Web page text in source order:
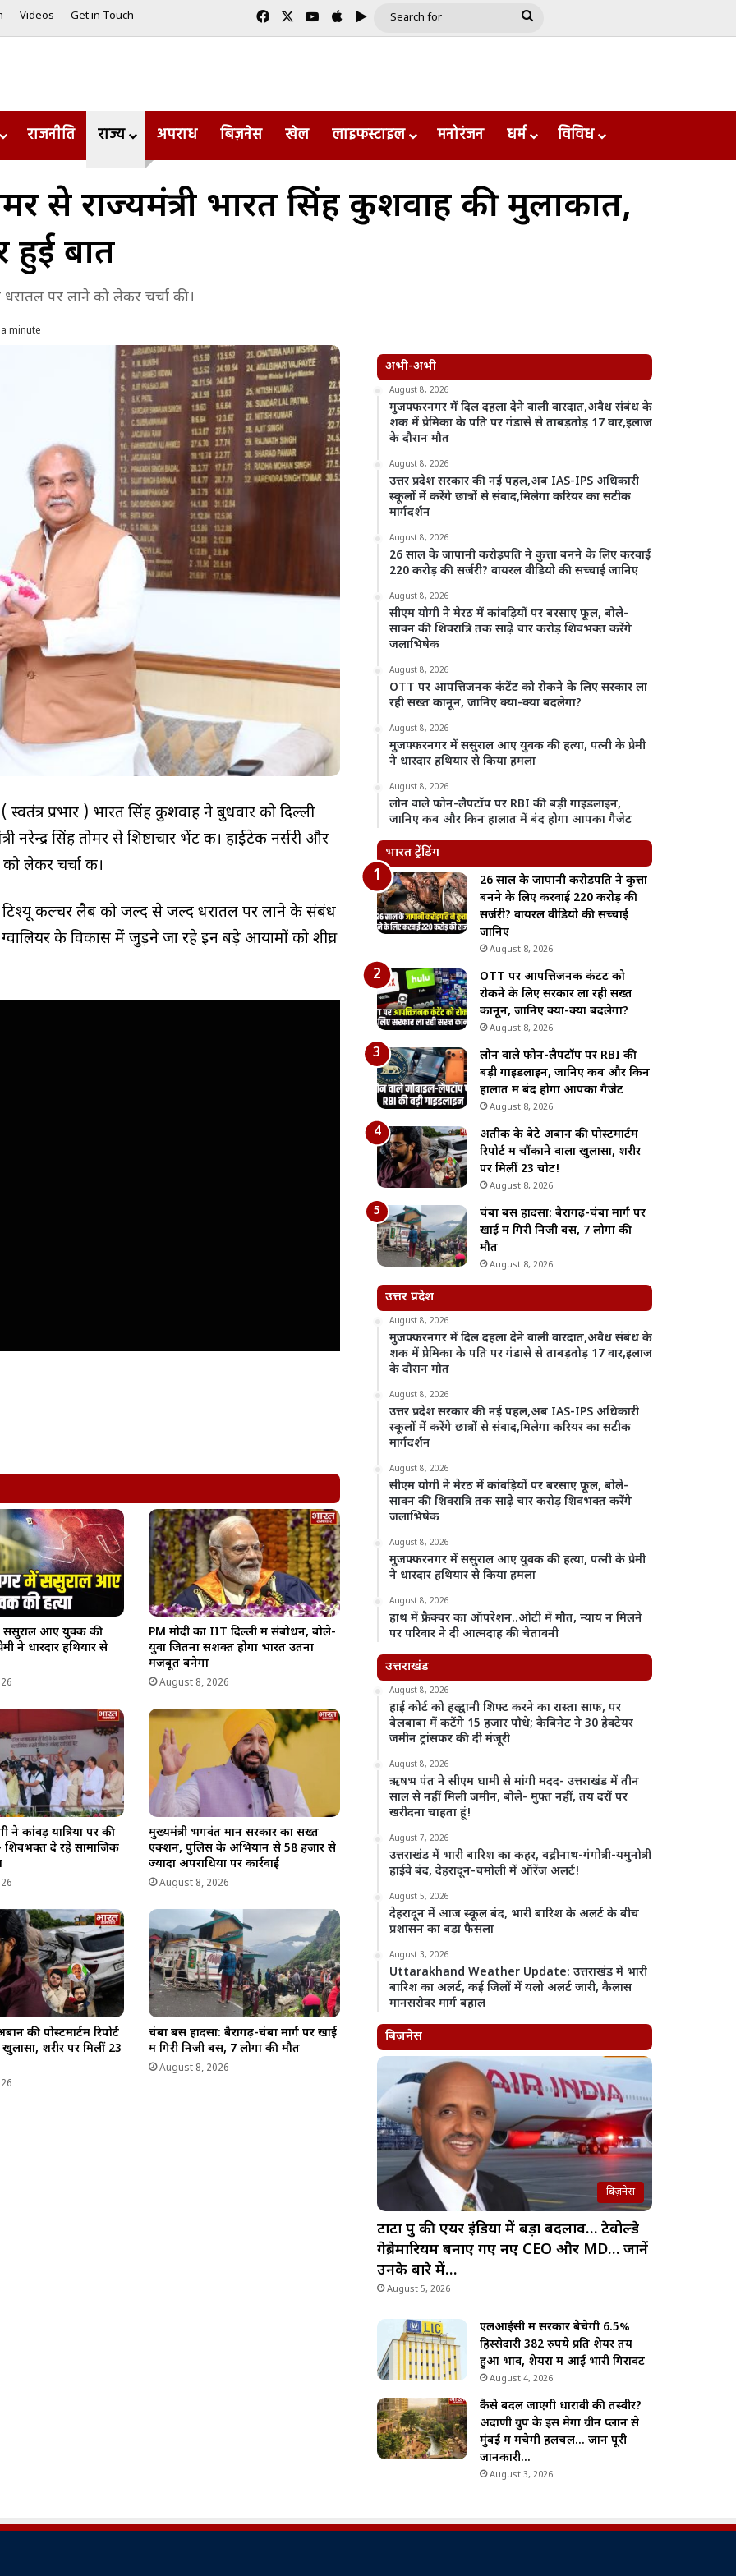
Videos Get in Touch FacebookYouTube
AppleGoogle Play
Search
राजनीति राज्य अपराध बिज़नेस खेल लाइफस्टाइल मनोरंजन धर्म विविध
तोमर से राज्यमंत्री भारत सिंह कुशवाह की मुलाकात,
हुई बात
पर लाने को लेकर चर्चा की।
minute
( स्वतंत्र प्रभार ) भारत सिंह कुशवाह ने बुधवार को दिल्ली
नरेन्द्र सिंह तोमर से शिष्टाचार भेंट की। हाईटेक नर्सरी और
लेकर चर्चा की।
टिश्यू कल्चर लैब को जल्द से जल्द धरातल पर लाने के संबंध
ने ग्वालियर के विकास में जुड़ने जा रहे इन बड़े आयामों को शीघ्र
ससुराल आए युवक की
ने धारदार हथियार से
PM मोदी का IIT दिल्ली में संबोधन, बोले-
युवा जितना सशक्त होगा भारत उतना
मजबूत बनेगा
August 8, 2026
ने कांवड़ यात्रियों पर की
शिवभक्त दे रहे सामाजिक
मुख्यमंत्री भगवंत मान सरकार का सख्त
एक्शन, पुलिस के अभियान से 58 हजार से
ज्यादा अपराधियों पर कार्रवाई
August 8, 2026
की पोस्टमार्टम रिपोर्ट
शरीर पर मिलीं 23
चंबा बस हादसा: बैरागढ़-चंबा मार्ग पर खाई
में गिरी निजी बस, 7 लोगों की मौत
August 8, 2026
अभी-अभी
August 8, 2026
मुजफ्फरनगर में दिल दहला देने वाली वारदात,अवैध संबंध के
शक में प्रेमिका के पति पर गंडासे से ताबड़तोड़ 17 वार,इलाज
के दौरान मौत
August 8, 2026
उत्तर प्रदेश सरकार की नई पहल,अब IAS-IPS अधिकारी
स्कूलों में करेंगे छात्रों से संवाद,मिलेगा करियर का सटीक
मार्गदर्शन
August 8, 2026
26 साल के जापानी करोड़पति ने कुत्ता बनने के लिए करवाई
220 करोड़ की सर्जरी? वायरल वीडियो की सच्चाई जानिए
August 8, 2026
सीएम योगी ने मेरठ में कांवड़ियों पर बरसाए फूल, बोले-
सावन की शिवरात्रि तक साढ़े चार करोड़ शिवभक्त करेंगे
जलाभिषेक
August 8, 2026
OTT पर आपत्तिजनक कंटेंट को रोकने के लिए सरकार ला
रही सख्त कानून, जानिए क्या-क्या बदलेगा?
August 8, 2026
मुजफ्फरनगर में ससुराल आए युवक की हत्या, पत्नी के प्रेमी
ने धारदार हथियार से किया हमला
August 8, 2026
लोन वाले फोन-लैपटॉप पर RBI की बड़ी गाइडलाइन,
जानिए कब और किन हालात में बंद होगा आपका गैजेट
भारत ट्रेंडिंग
26 साल के जापानी करोड़पति ने कुत्ता
बनने के लिए करवाई 220 करोड़ की
सर्जरी? वायरल वीडियो की सच्चाई
जानिए
August 8, 2026
OTT पर आपत्तिजनक कंटेंट को
रोकने के लिए सरकार ला रही सख्त
कानून, जानिए क्या-क्या बदलेगा?
August 8, 2026
लोन वाले फोन-लैपटॉप पर RBI की
बड़ी गाइडलाइन, जानिए कब और किन
हालात में बंद होगा आपका गैजेट
August 8, 2026
अतीक के बेटे अबान की पोस्टमार्टम
रिपोर्ट में चौंकाने वाला खुलासा, शरीर
पर मिलीं 23 चोटें!
August 8, 2026
चंबा बस हादसा: बैरागढ़-चंबा मार्ग पर
खाई में गिरी निजी बस, 7 लोगों की
मौत
August 8, 2026
उत्तर प्रदेश
August 8, 2026
मुजफ्फरनगर में दिल दहला देने वाली वारदात,अवैध संबंध के
शक में प्रेमिका के पति पर गंडासे से ताबड़तोड़ 17 वार,इलाज
के दौरान मौत
August 8, 2026
उत्तर प्रदेश सरकार की नई पहल,अब IAS-IPS अधिकारी
स्कूलों में करेंगे छात्रों से संवाद,मिलेगा करियर का सटीक
मार्गदर्शन
August 8, 2026
सीएम योगी ने मेरठ में कांवड़ियों पर बरसाए फूल, बोले-
सावन की शिवरात्रि तक साढ़े चार करोड़ शिवभक्त करेंगे
जलाभिषेक
August 8, 2026
मुजफ्फरनगर में ससुराल आए युवक की हत्या, पत्नी के प्रेमी
ने धारदार हथियार से किया हमला
August 8, 2026
हाथ में फ्रैक्चर का ऑपरेशन..ओटी में मौत, न्याय न मिलने
पर परिवार ने दी आत्मदाह की चेतावनी
उत्तराखंड
August 8, 2026
हाई कोर्ट को हल्द्वानी शिफ्ट करने का रास्ता साफ, पर
बेलबाबा में कटेंगे 15 हजार पौधे; कैबिनेट ने 30 हेक्टेयर
जमीन ट्रांसफर की दी मंजूरी
August 8, 2026
ऋषभ पंत ने सीएम धामी से मांगी मदद- उत्तराखंड में तीन
साल से नहीं मिली जमीन, बोले- मुफ्त नहीं, तय दरों पर
खरीदना चाहता हूं!
August 7, 2026
उत्तराखंड में भारी बारिश का कहर, बद्रीनाथ-गंगोत्री-यमुनोत्री
हाईवे बंद, देहरादून-चमोली में ऑरेंज अलर्ट!
August 5, 2026
देहरादून में आज स्कूल बंद, भारी बारिश के अलर्ट के बीच
प्रशासन का बड़ा फैसला
August 3, 2026
Uttarakhand Weather Update: उत्तराखंड में भारी
बारिश का अलर्ट, कई जिलों में यलो अलर्ट जारी, कैलास
मानसरोवर मार्ग बहाल
बिज़नेस
बिज़नेस
टाटा ग्रुप की एयर इंडिया में बड़ा बदलाव… टेवोल्डे
गेब्रेमारियम बनाए गए नए CEO और MD… जानें
उनके बारे में…
August 5, 2026
एलआईसी में सरकार बेचेगी 6.5%
हिस्सेदारी 382 रुपये प्रति शेयर तय
हुआ भाव, शेयरों में आई भारी गिरावट
August 4, 2026
कैसे बदल जाएगी धारावी की तस्वीर?
अदाणी ग्रुप के इस मेगा ग्रीन प्लान से
मुंबई में मचेगी हलचल… जानें पूरी
जानकारी…
August 3, 2026